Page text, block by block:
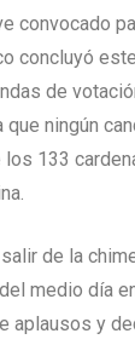
convocado
concluyó
de
que ningún
133
de la
medio día
aplausos y